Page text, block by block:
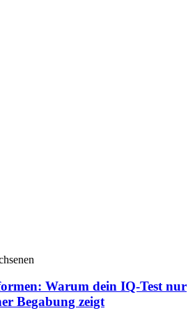
Warum dein IQ-Test nur
Begabung zeigt